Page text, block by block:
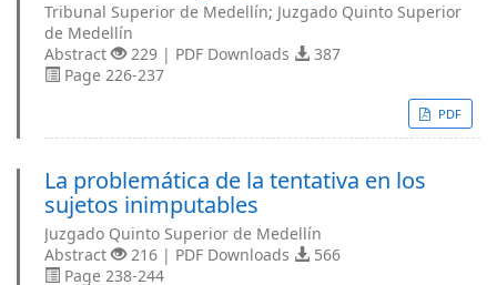
Tribunal Superior de Medellín; Juzgado Quinto Superior
de Medellín
Abstract
229 | PDF Downloads
387
Page 226-237
PDF
La problemática de la tentativa en los
sujetos inimputables
Juzgado Quinto Superior de Medellín
Abstract
216 | PDF Downloads
566
Page 238-244